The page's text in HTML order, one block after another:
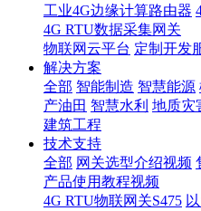
工业4G边缘计算路由器
4G RTU数据采集网关
物联网云平台 定制开发
解决方案
全部 智能制造 智慧能源
产油田 智慧水利 地质灾
建筑工程
技术支持
全部 网关选型介绍视频
产品使用教程视频
4G RTU物联网关S475